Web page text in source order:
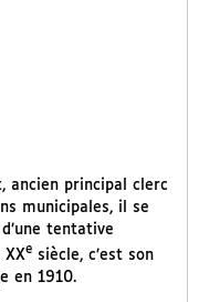
ancien principal clerc
municipales, il se
tentative
esiècle, c’est son
en 1910.